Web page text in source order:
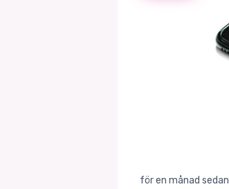
för en månad sedan